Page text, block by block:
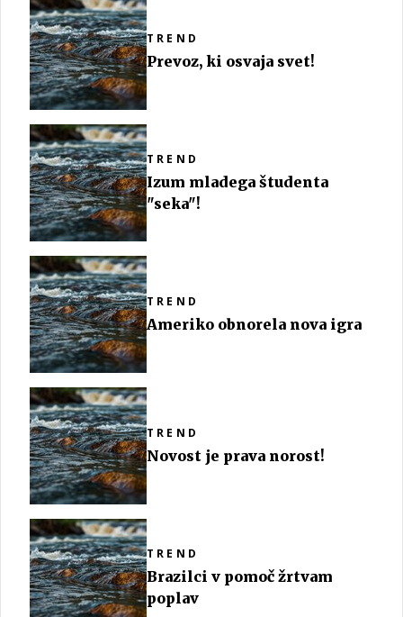
TREND
Prevoz, ki osvaja svet!
TREND
Izum mladega študenta
"seka"!
TREND
Ameriko obnorela nova igra
TREND
Novost je prava norost!
TREND
Brazilci v pomoč žrtvam
poplav